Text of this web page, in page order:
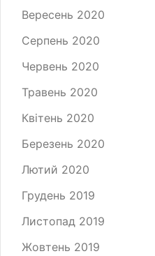
Вересень 2020
Серпень 2020
Червень 2020
Травень 2020
Квітень 2020
Березень 2020
Лютий 2020
Грудень 2019
Листопад 2019
Жовтень 2019